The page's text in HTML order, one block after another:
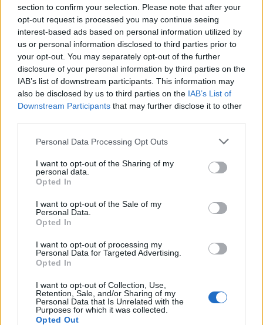
section to confirm your selection. Please note that after your
opt-out request is processed you may continue seeing
interest-based ads based on personal information utilized by
us or personal information disclosed to third parties prior to
your opt-out. You may separately opt-out of the further
disclosure of your personal information by third parties on the
IAB’s list of downstream participants. This information may
also be disclosed by us to third parties on the IAB’s List of
Downstream Participants that may further disclose it to other
Personal Data Processing Opt Outs
I want to opt-out of the Sharing of my
personal data.
Opted In
I want to opt-out of the Sale of my
Personal Data.
Opted In
I want to opt-out of processing my
Personal Data for Targeted Advertising.
Opted In
I want to opt-out of Collection, Use,
Retention, Sale, and/or Sharing of my
Personal Data that Is Unrelated with the
Purposes for which it was collected.
Opted Out
Πρωινή 5-8-2026
Ειδήσεις